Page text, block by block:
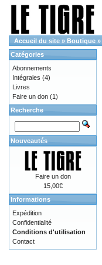
Accueil du site » Boutique »
Catégories
Abonnements
Intégrales (4)
Livres
Faire un don (1)
Recherche
Nouveautés
Faire un don
15,00€
Informations
Expédition
Confidentialité
Conditions d'utilisation
Contact